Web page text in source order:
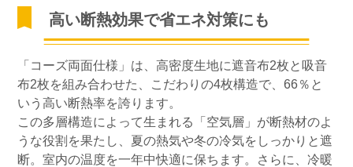
高い断熱効果で省エネ対策にも
「コーズ両面仕様」は、高密度生地に遮音布2枚と吸音
布2枚を組み合わせた、こだわりの4枚構造で、66％と
いう高い断熱率を誇ります。
この多層構造によって生まれる「空気層」が断熱材のよ
うな役割を果たし、夏の熱気や冬の冷気をしっかりと遮
断。室内の温度を一年中快適に保ちます。さらに、冷暖